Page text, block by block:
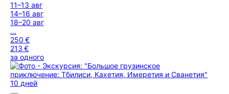
11–13 авг
14–16 авг
18–20 авг
...
250 €
213 €
за одного
10 дней